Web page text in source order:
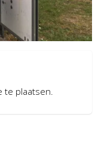
te plaatsen.